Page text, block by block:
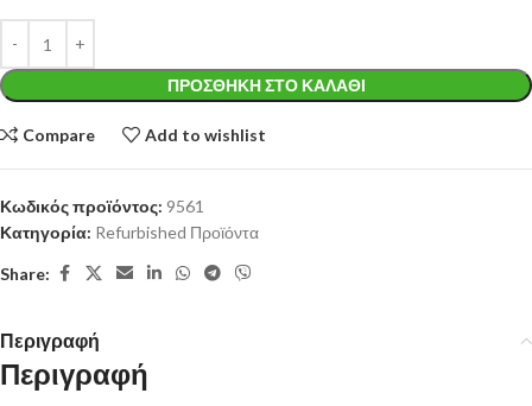
ΠΡΟΣΘΉΚΗ ΣΤΟ ΚΑΛΆΘΙ
Compare Add to wishlist
Κωδικός προϊόντος: 9561
Κατηγορία: Refurbished Προϊόντα
Share:
Περιγραφή
Περιγραφή